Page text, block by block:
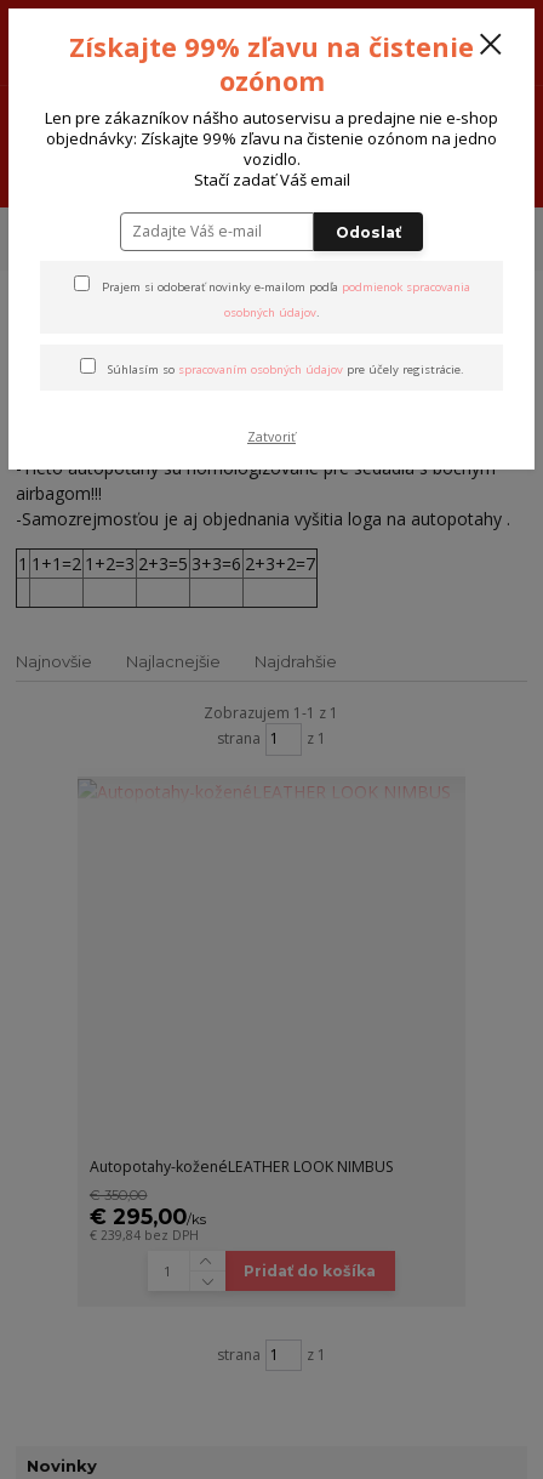
0915 377 999 Po-Pia-8:00-17:30 So:8:00-12:00
€ 0,00
Autopoťahy-koberce
Autopoťahy-kožené+textilnéMYSK
Autopotahy LEATHER LOOK
-Tieto autopoťahy sú homologizované pre sedadlá s bočným
airbagom!!!
-Samozrejmosťou je aj objednania vyšitia loga na autopotahy .
1 1+1=2 1+2=3 2+3=5 3+3=6 2+3+2=7
Najnovšie Najlacnejšie Najdrahšie
Zobrazujem 1-1 z 1
strana
z 1
Autopotahy-koženéLEATHER LOOK NIMBUS
€ 350,00
€ 295,00/ks
€ 239,84 bez DPH
Pridať do košíka
strana z 1
Novinky
Získajte 99% zľavu na čistenie
ozónom
Len pre zákazníkov nášho autoservisu a predajne nie e-shop
objednávky: Získajte 99% zľavu na čistenie ozónom na jedno
vozidlo.
Stačí zadať Váš email
Odoslať
Prajem si odoberať novinky e-mailom podľa podmienok spracovania
osobných údajov.
Súhlasím so spracovaním osobných údajovpre účely registrácie.
Zatvoriť